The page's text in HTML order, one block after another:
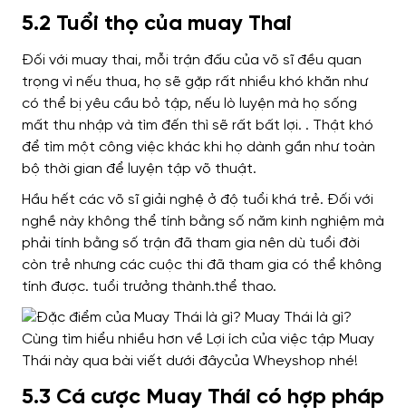
5.2 Tuổi thọ của muay Thai
Đối với muay thai, mỗi trận đấu của võ sĩ đều quan
trọng vì nếu thua, họ sẽ gặp rất nhiều khó khăn như
có thể bị yêu cầu bỏ tập, nếu lò luyện mà họ sống
mất thu nhập và tìm đến thì sẽ rất bất lợi. . Thật khó
để tìm một công việc khác khi họ dành gần như toàn
bộ thời gian để luyện tập võ thuật.
Hầu hết các võ sĩ giải nghệ ở độ tuổi khá trẻ. Đối với
nghề này không thể tính bằng số năm kinh nghiệm mà
phải tính bằng số trận đã tham gia nên dù tuổi đời
còn trẻ nhưng các cuộc thi đã tham gia có thể không
tính được. tuổi trưởng thành.thể thao.
5.3 Cá cược Muay Thái có hợp pháp